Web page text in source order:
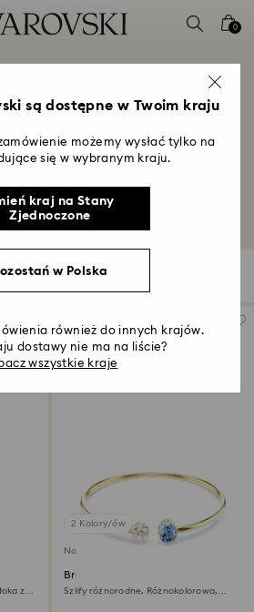
0
wyczucia każdej stylizacji z kolekcją
Filters
z
2 Kolory/ów
Nowość
Bransoletka typu bangle
Chroma
Szlify różnorodne, Różnokolorowa,
są dostępne w Twoim kraju
możemy wysłać tylko na
się w wybranym kraju.
kraj na Stany
Zjednoczone
w Polska
również do innych krajów.
dostawy nie ma na liście?
wszystkie kraje